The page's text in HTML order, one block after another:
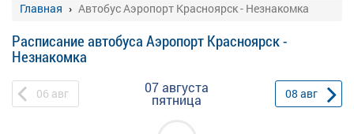
Главная Автобус Аэропорт Красноярск - Незнакомка
Расписание автобуса Аэропорт Красноярск -
Незнакомка
06 авг 07 августа
пятница 08 авг